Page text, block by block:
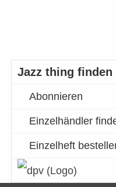
Jazz thing finden
Abonnieren
Einzelhändler
Einzelheft